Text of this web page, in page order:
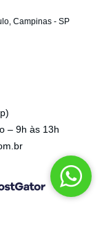
Campinas- SP
– 9h às 13h